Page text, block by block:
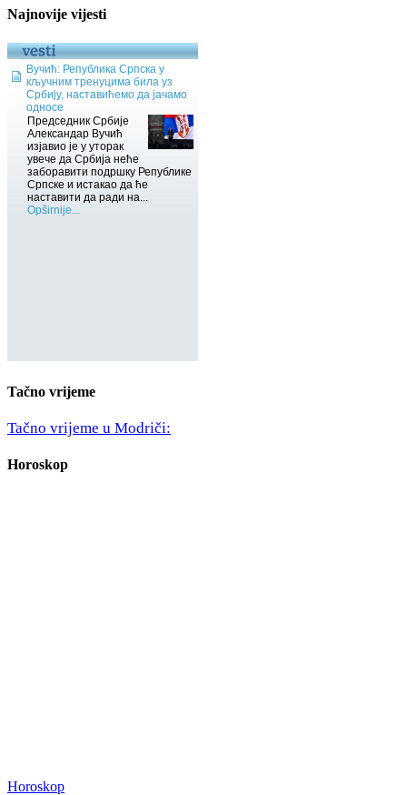
Najnovije vijesti
Tačno vrijeme
Tačno vrijeme u Modriči:
Horoskop
Horoskop